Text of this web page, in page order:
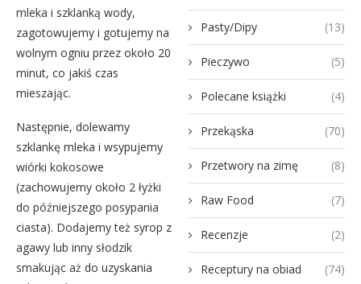
mleka i szklanką wody,
zagotowujemy i gotujemy na
wolnym ogniu przez około 20
minut, co jakiś czas
mieszając.
Następnie, dolewamy
szklankę mleka i wsypujemy
wiórki kokosowe
(zachowujemy około 2 łyżki
do późniejszego posypania
ciasta). Dodajemy też syrop z
agawy lub inny słodzik
smakując aż do uzyskania
Pasty/Dipy (13)
Pieczywo (5)
Polecane książki (4)
Przekąska (70)
Przetwory na zimę (8)
Raw Food (7)
Recenzje (2)
Receptury na obiad (74)